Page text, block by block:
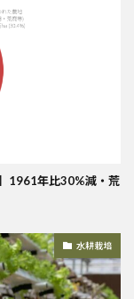
1961年比30%減・荒
水耕栽培